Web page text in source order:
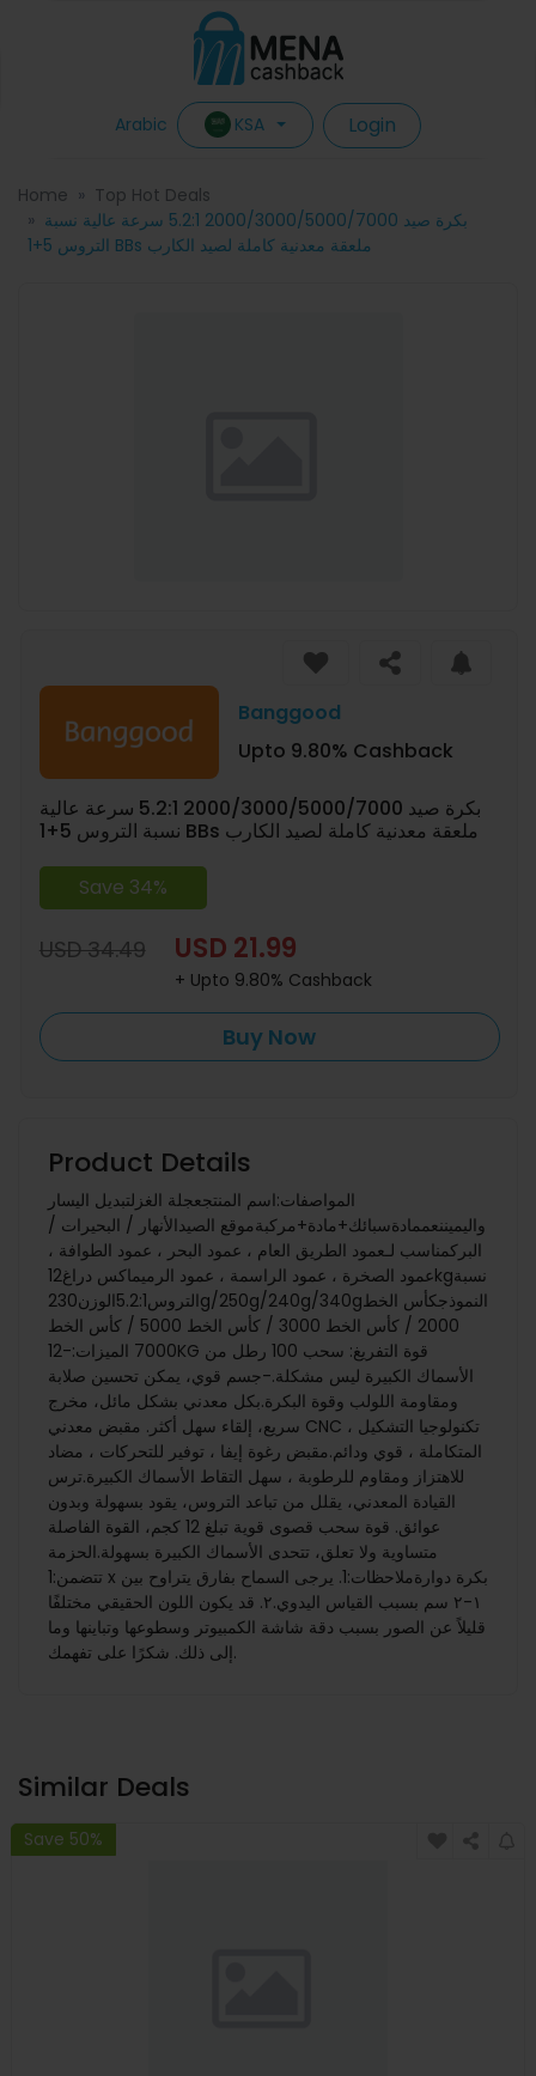
Arabic KSA Login
Home
Top Hot Deals
بكرة صيد 2000/3000/5000/7000 5.2:1 سرعة عالية نسبة
التروس 5+1 BBs ملعقة معدنية كاملة لصيد الكارب
Banggood
Upto 9.80% Cashback
بكرة صيد 2000/3000/5000/7000 5.2:1 سرعة عالية
نسبة التروس 5+1 BBs ملعقة معدنية كاملة لصيد الكارب
Save 34%
USD 34.49 USD 21.99
+ Upto 9.80% Cashback
Buy Now
Product Details
المواصفات:اسم المنتجعجلة الغزلتبديل اليسار
واليميننعممادةسبائك+مادة+مركبةموقع الصيدالأنهار / البحيرات /
البركمناسب لـعمود الطريق العام ، عمود البحر ، عمود الطوافة ،
عمود الصخرة ، عمود الراسمة ، عمود الرميماكس دراغ12kgنسبة
التروس5.2:1الوزن230g/250g/240g/340gالنموذجكأس الخط
2000 / كأس الخط 3000 / كأس الخط 5000 / كأس الخط
7000 الميزات:-12KG قوة التفريغ: سحب 100 رطل من
الأسماك الكبيرة ليس مشكلة.-جسم قوي، يمكن تحسين صلابة
ومقاومة اللولب وقوة البكرة.بكل معدني بشكل مائل، مخرج
سريع، إلقاء سهل أكثر. مقبض معدني CNC ، تكنولوجيا التشكيل
المتكاملة ، قوي ودائم.مقبض رغوة إيفا ، توفير للتحركات ، مضاد
للاهتزاز ومقاوم للرطوبة ، سهل التقاط الأسماك الكبيرة.ترس
القيادة المعدني، يقلل من تباعد التروس، يقود بسهولة وبدون
عوائق. قوة سحب قصوى قوية تبلغ 12 كجم، القوة الفاصلة
متساوية ولا تعلق، تتحدى الأسماك الكبيرة بسهولة.الحزمة
تتضمن:1 x بكرة دوارةملاحظات:1. يرجى السماح بفارق يتراوح بين
١-٢ سم بسبب القياس اليدوي.٢. قد يكون اللون الحقيقي مختلفًا
قليلاً عن الصور بسبب دقة شاشة الكمبيوتر وسطوعها وتباينها وما
إلى ذلك. شكرًا على تفهمك.
Similar Deals
Save 50%